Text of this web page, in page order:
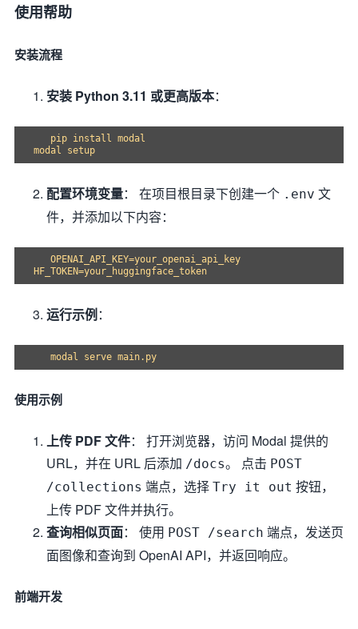
使用帮助
安装流程
安装 Python 3.11 或更高版本：
   pip install modal
配置环境变量： 在项目根目录下创建一个 .env 文
件，并添加以下内容：
   OPENAI_API_KEY=your_openai_api_key
运行示例：
使用示例
上传 PDF 文件： 打开浏览器，访问 Modal 提供的
URL，并在 URL 后添加 /docs。 点击 POST
/collections 端点，选择 Try it out 按钮，
上传 PDF 文件并执行。
查询相似页面： 使用 POST /search 端点，发送页
面图像和查询到 OpenAI API，并返回响应。
前端开发